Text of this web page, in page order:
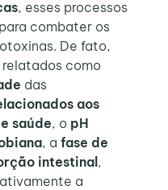
, esses processos
combater os
De fato,
como
das
aos
saúde, o pH
, a fase de
intestinal,
a